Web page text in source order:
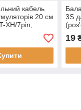
кабель
20 см
XH/7pin,
3S
19